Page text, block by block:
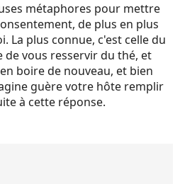
métaphores pour mettre
de plus en plus
La plus connue, c'est celle du
de vous resservir du thé, et
boire de nouveau, et bien
guère votre hôte remplir
à cette réponse.